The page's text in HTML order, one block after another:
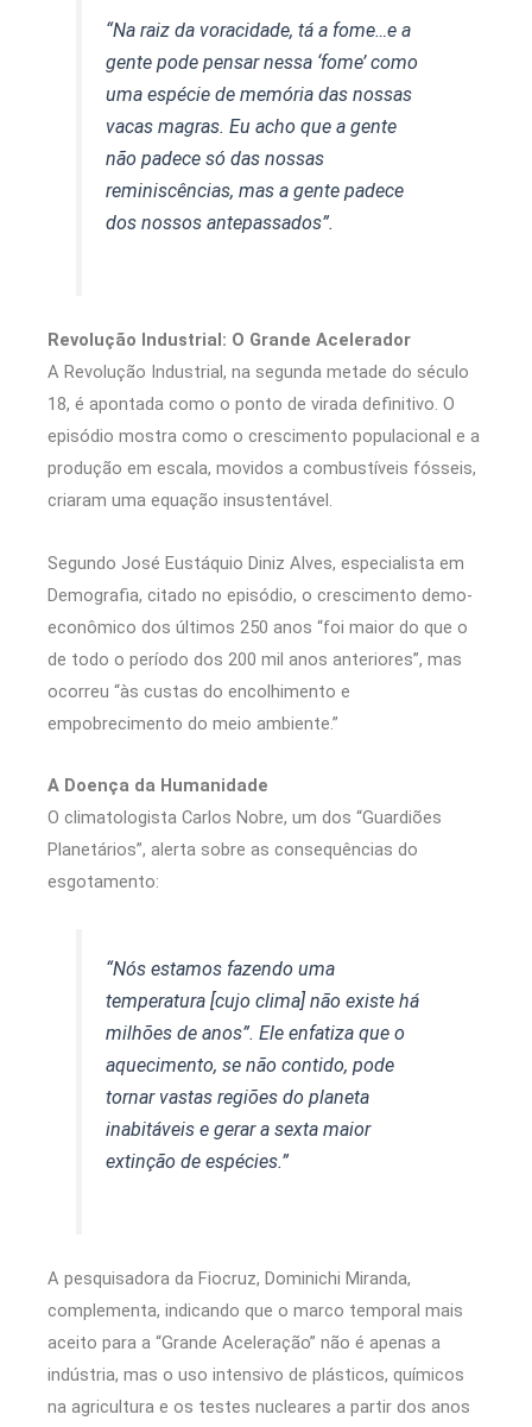
“Na raiz da voracidade, tá a fome…e a
gente pode pensar nessa ‘fome’ como
uma espécie de memória das nossas
vacas magras. Eu acho que a gente
não padece só das nossas
reminiscências, mas a gente padece
dos nossos antepassados”.
Revolução Industrial: O Grande Acelerador
A Revolução Industrial, na segunda metade do século
18, é apontada como o ponto de virada definitivo. O
episódio mostra como o crescimento populacional e a
produção em escala, movidos a combustíveis fósseis,
criaram uma equação insustentável.
Segundo José Eustáquio Diniz Alves, especialista em
Demografia, citado no episódio, o crescimento demo-
econômico dos últimos 250 anos “foi maior do que o
de todo o período dos 200 mil anos anteriores”, mas
ocorreu “às custas do encolhimento e
empobrecimento do meio ambiente.”
A Doença da Humanidade
O climatologista Carlos Nobre, um dos “Guardiões
Planetários”, alerta sobre as consequências do
esgotamento:
“Nós estamos fazendo uma
temperatura [cujo clima] não existe há
milhões de anos”. Ele enfatiza que o
aquecimento, se não contido, pode
tornar vastas regiões do planeta
inabitáveis e gerar a sexta maior
extinção de espécies.”
A pesquisadora da Fiocruz, Dominichi Miranda,
complementa, indicando que o marco temporal mais
aceito para a “Grande Aceleração” não é apenas a
indústria, mas o uso intensivo de plásticos, químicos
na agricultura e os testes nucleares a partir dos anos